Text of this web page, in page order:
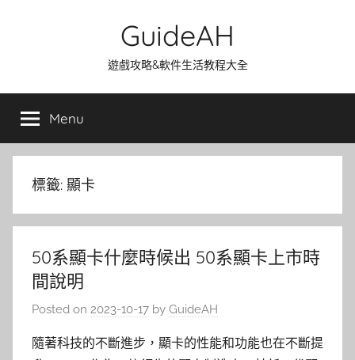
GuideAH
遊戲攻略&軟件生活教程大全
Menu
標籤: 顯卡
50系顯卡什麼時候出 50系顯卡上市時
間說明
Posted on 2023-10-17 by GuideAH
隨著科技的不斷進步，顯卡的性能和功能也在不斷提